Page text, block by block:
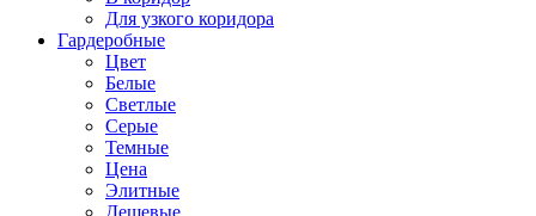
Для узкого коридора
Гардеробные
Цвет
Белые
Светлые
Серые
Темные
Цена
Элитные
Дешевые